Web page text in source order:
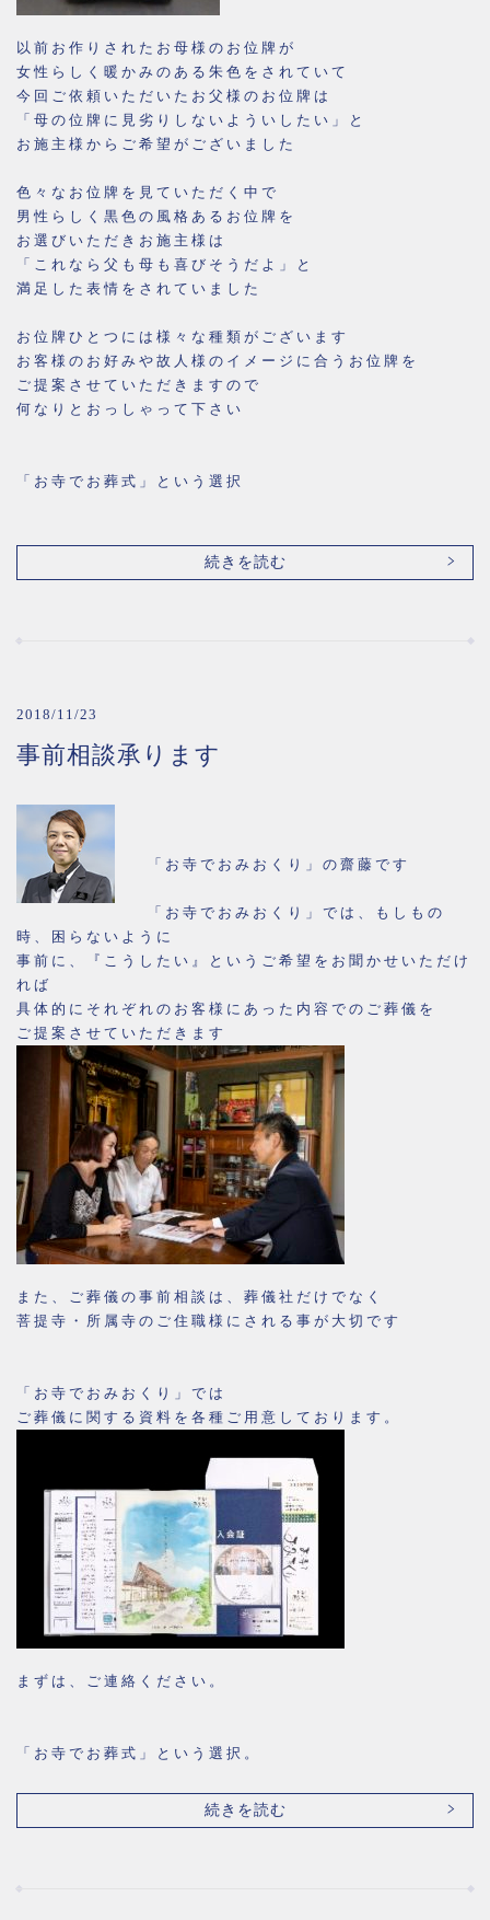
以前お作りされたお母様のお位牌が
女性らしく暖かみのある朱色をされていて
今回ご依頼いただいたお父様のお位牌は
「母の位牌に見劣りしないよういしたい」と
お施主様からご希望がございました
色々なお位牌を見ていただく中で
男性らしく黒色の風格あるお位牌を
お選びいただきお施主様は
「これなら父も母も喜びそうだよ」と
満足した表情をされていました
お位牌ひとつには様々な種類がございます
お客様のお好みや故人様のイメージに合うお位牌を
ご提案させていただきますので
何なりとおっしゃって下さい
「お寺でお葬式」という選択
続きを読む
2018/11/23
事前相談承ります
「お寺でおみおくり」の齋藤です
「お寺でおみおくり」では、もしもの
時、困らないように
事前に、『こうしたい』というご希望をお聞かせいただけ
れば
具体的にそれぞれのお客様にあった内容でのご葬儀を
ご提案させていただきます
また、ご葬儀の事前相談は、葬儀社だけでなく
菩提寺・所属寺のご住職様にされる事が大切です
「お寺でおみおくり」では
ご葬儀に関する資料を各種ご用意しております。
まずは、ご連絡ください。
「お寺でお葬式」という選択。
続きを読む